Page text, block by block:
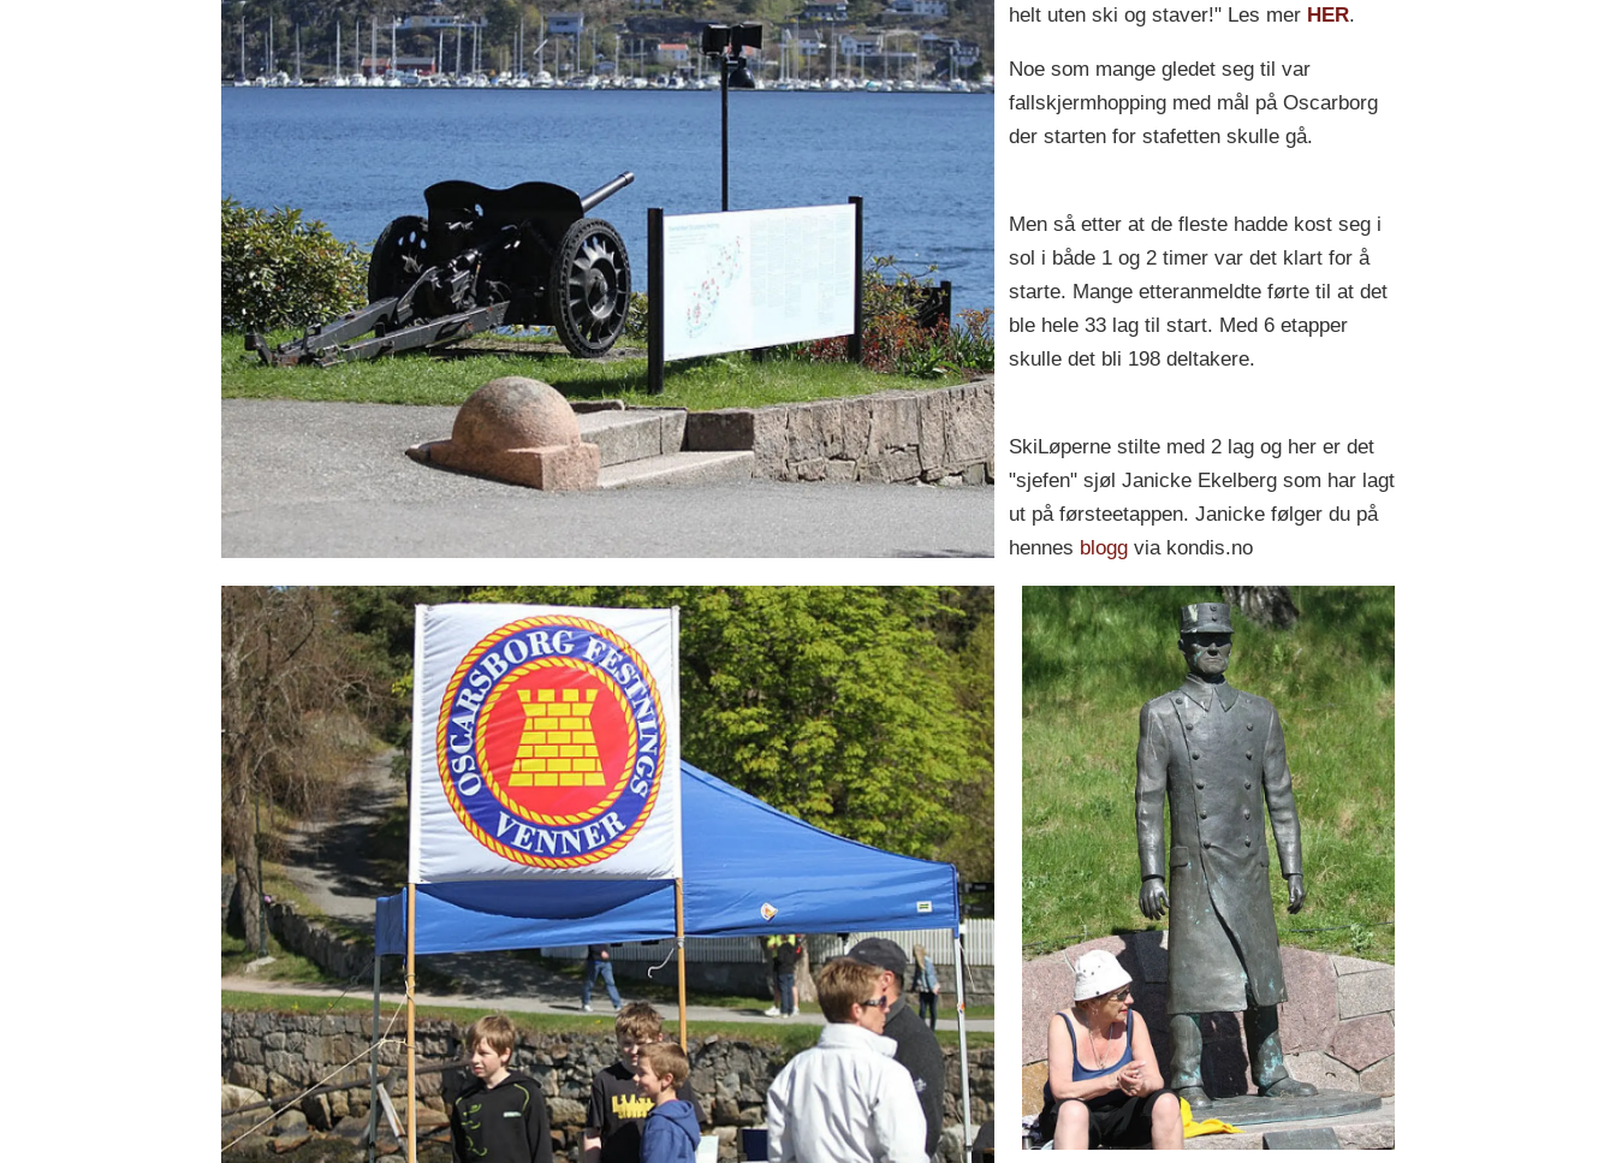
helt uten ski og staver!" Les mer HER.
Noe som mange gledet seg til var
fallskjermhopping med mål på Oscarborg
der starten for stafetten skulle gå.
Men så etter at de fleste hadde kost seg i
sol i både 1 og 2 timer var det klart for å
starte. Mange etteranmeldte førte til at det
ble hele 33 lag til start. Med 6 etapper
skulle det bli 198 deltakere.
SkiLøperne stilte med 2 lag og her er det
"sjefen" sjøl Janicke Ekelberg som har lagt
ut på førsteetappen. Janicke følger du på
hennes bloggvia kondis.no